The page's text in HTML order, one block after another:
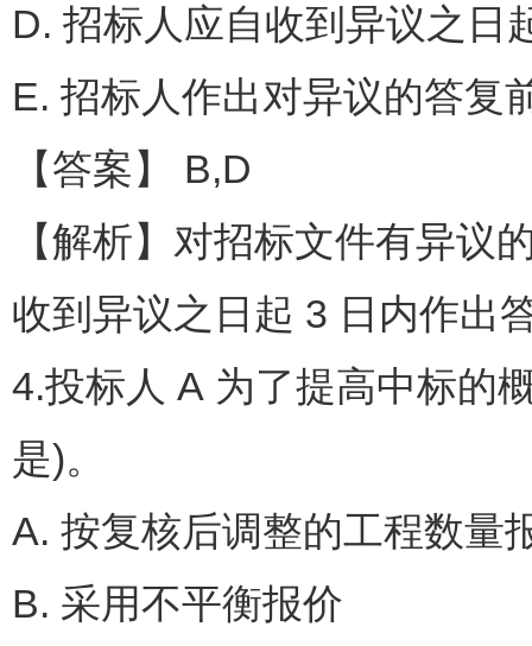
D. 招标人应自收到异议之日
E. 招标人作出对异议的答复
【答案】 B,D
【解析】对招标文件有异议
收到异议之日起 3 日内作出
4.投标人 A 为了提高中标的
是)。
A. 按复核后调整的工程数量
B. 采用不平衡报价